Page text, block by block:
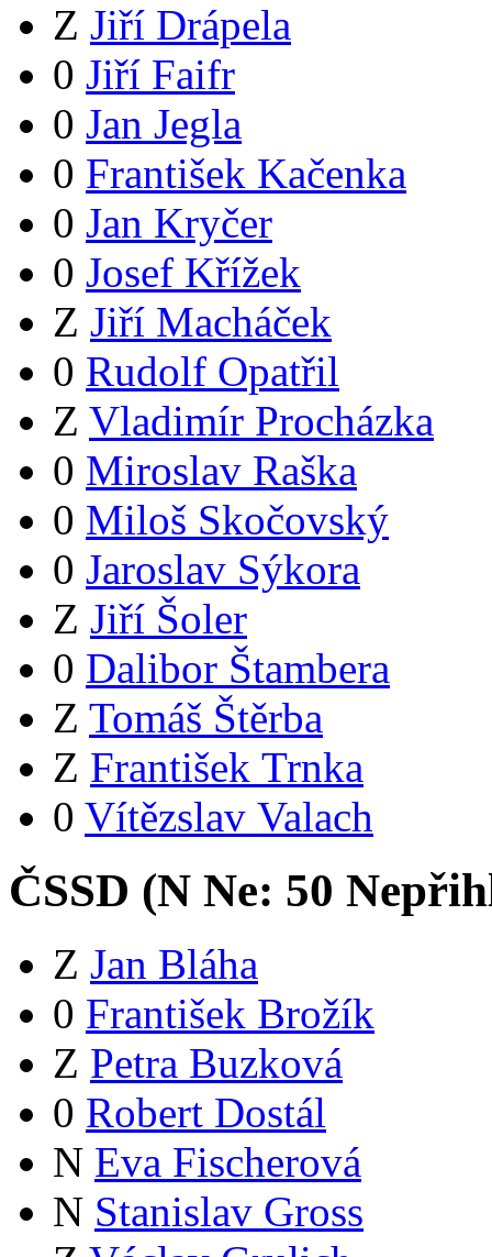
Z Jiří Drápela
0 Jiří Faifr
0 Jan Jegla
0 František Kačenka
0 Jan Kryčer
0 Josef Křížek
Z Jiří Macháček
0 Rudolf Opatřil
Z Vladimír Procházka
0 Miroslav Raška
0 Miloš Skočovský
0 Jaroslav Sýkora
Z Jiří Šoler
0 Dalibor Štambera
Z Tomáš Štěrba
Z František Trnka
0 Vítězslav Valach
ČSSD (N Ne: 50
Z Jan Bláha
0 František Brožík
Z Petra Buzková
0 Robert Dostál
N Eva Fischerová
N Stanislav Gross